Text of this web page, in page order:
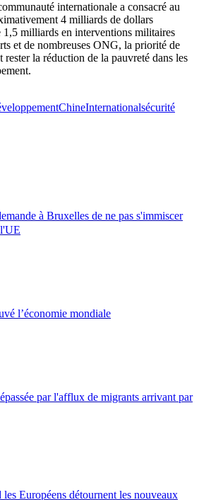
internationale a consacré au
4 milliards de dollars
1,5 milliards en interventions militaires
et de nombreuses ONG, la priorité de
rester la réduction de la pauvreté dans les
ChineInternationalsécurité
à Bruxelles de ne pas s'immiscer
l’économie mondiale
par l'afflux de migrants arrivant par
les Européens détournent les nouveaux